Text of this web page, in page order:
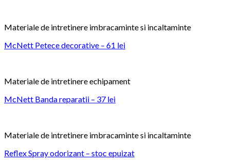
Materiale de intretinere imbracaminte si incaltaminte
McNett Petece decorative – 61 lei
Materiale de intretinere echipament
McNett Banda reparatii – 37 lei
Materiale de intretinere imbracaminte si incaltaminte
Reflex Spray odorizant – stoc epuizat